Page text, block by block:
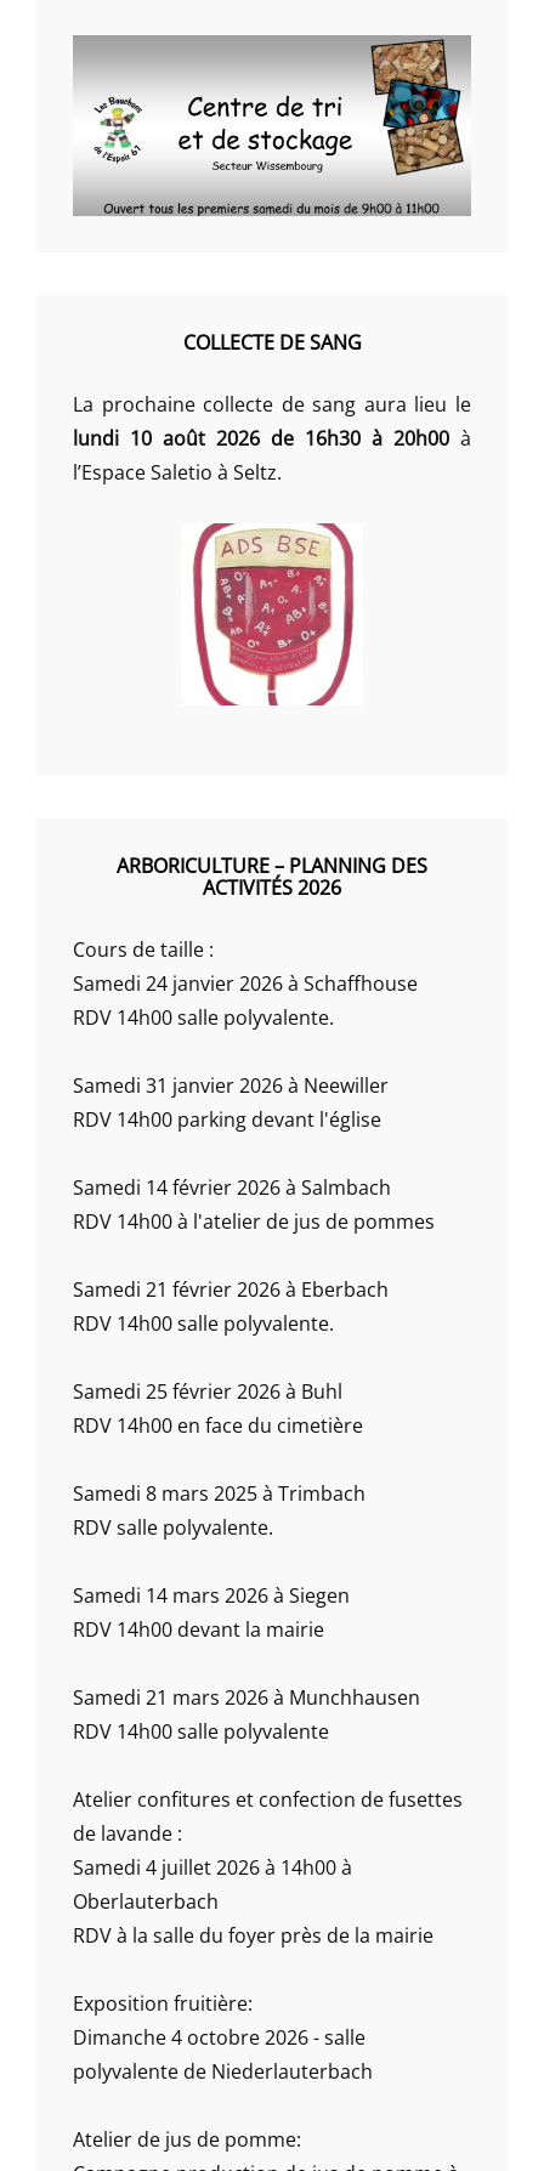
COLLECTE DE SANG
La prochaine collecte de sang aura lieu le
lundi 10 août 2026 de 16h30 à 20h00 à
l’Espace Saletio à Seltz.
ARBORICULTURE – PLANNING DES
ACTIVITÉS 2026
Cours de taille :
Samedi 24 janvier 2026 à Schaffhouse
RDV 14h00 salle polyvalente.
Samedi 31 janvier 2026 à Neewiller
RDV 14h00 parking devant l'église
Samedi 14 février 2026 à Salmbach
RDV 14h00 à l'atelier de jus de pommes
Samedi 21 février 2026 à Eberbach
RDV 14h00 salle polyvalente.
Samedi 25 février 2026 à Buhl
RDV 14h00 en face du cimetière
Samedi 8 mars 2025 à Trimbach
RDV salle polyvalente.
Samedi 14 mars 2026 à Siegen
RDV 14h00 devant la mairie
Samedi 21 mars 2026 à Munchhausen
RDV 14h00 salle polyvalente
Atelier confitures et confection de fusettes
de lavande :
Samedi 4 juillet 2026 à 14h00 à
Oberlauterbach
RDV à la salle du foyer près de la mairie
Exposition fruitière:
Dimanche 4 octobre 2026 - salle
polyvalente de Niederlauterbach
Atelier de jus de pomme: